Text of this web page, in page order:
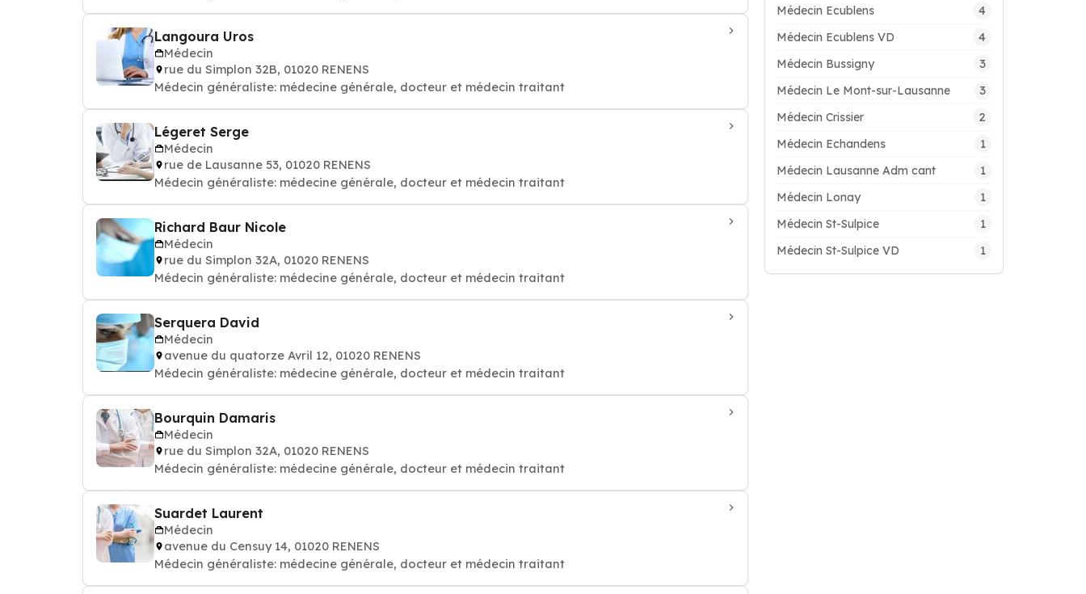
Langoura Uros
Médecin
rue du Simplon 32B, 01020 RENENS
Médecin généraliste: médecine générale, docteur et médecin traitant
Légeret Serge
Médecin
rue de Lausanne 53, 01020 RENENS
Médecin généraliste: médecine générale, docteur et médecin traitant
Richard Baur Nicole
Médecin
rue du Simplon 32A, 01020 RENENS
Médecin généraliste: médecine générale, docteur et médecin traitant
Serquera David
Médecin
avenue du quatorze Avril 12, 01020 RENENS
Médecin généraliste: médecine générale, docteur et médecin traitant
Bourquin Damaris
Médecin
rue du Simplon 32A, 01020 RENENS
Médecin généraliste: médecine générale, docteur et médecin traitant
Suardet Laurent
Médecin
avenue du Censuy 14, 01020 RENENS
Médecin généraliste: médecine générale, docteur et médecin traitant
Médecin Ecublens 4
Médecin Ecublens VD 4
Médecin Bussigny 3
Médecin Le Mont-sur-Lausanne 3
Médecin Crissier 2
Médecin Echandens 1
Médecin Lausanne Adm cant 1
Médecin Lonay 1
Médecin St-Sulpice 1
Médecin St-Sulpice VD 1